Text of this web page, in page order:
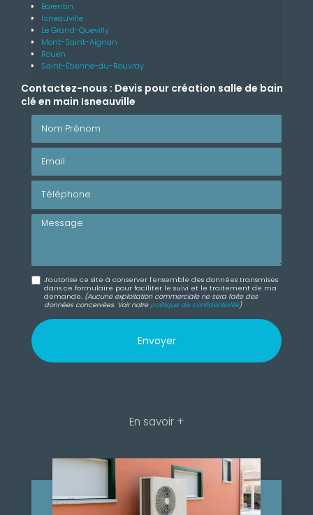
Barentin
Isneauville
Le Grand-Quevilly
Mont-Saint-Aignan
Rouen
Saint-Étienne-du-Rouvray
Contactez-nous : Devis pour création salle de bain
clé en main Isneauville
Nom Prénom
Message
J'autorise ce site à conserver l'ensemble des données transmises
dans ce formulaire pour faciliter le suivi et le traitement de ma
demande. (Aucune exploitation commerciale ne sera faite des
données concervées. Voir notre politique de confidentialité)
En savoir +